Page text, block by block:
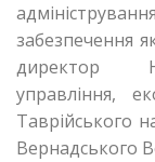
забезпечення
директор
управління,
Таврійського
Вернадського